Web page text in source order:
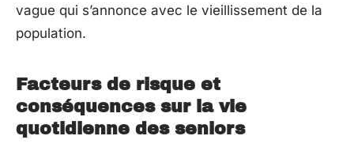
vague qui s’annonce avec le vieillissement de la
population.
Facteurs de risque et
conséquences sur la vie
quotidienne des seniors